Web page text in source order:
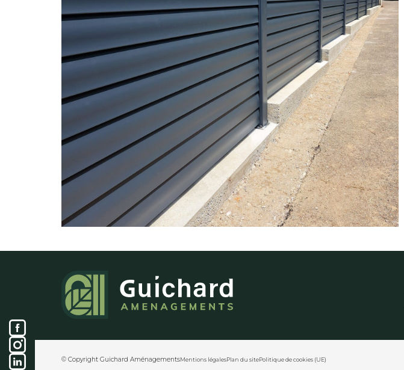
© Copyright Guichard AménagementsMentions légalesPlan du sitePolitique de cookies (UE)